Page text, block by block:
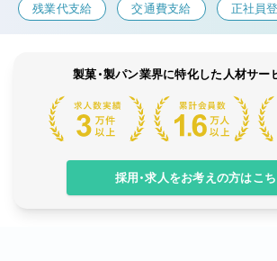
残業代支給 交通費支給 正社員
製菓・製パン業界に特化した人材サー
採用・求人をお考えの方はこ